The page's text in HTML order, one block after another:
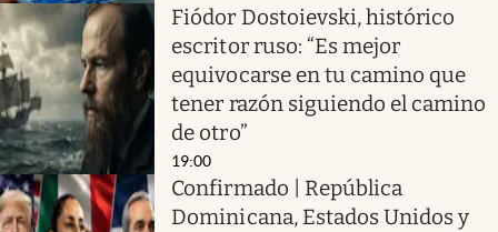
Fiódor Dostoievski, histórico
escritor ruso: “Es mejor
equivocarse en tu camino que
tener razón siguiendo el camino
de otro”
19:00
Confirmado | República
Dominicana, Estados Unidos y